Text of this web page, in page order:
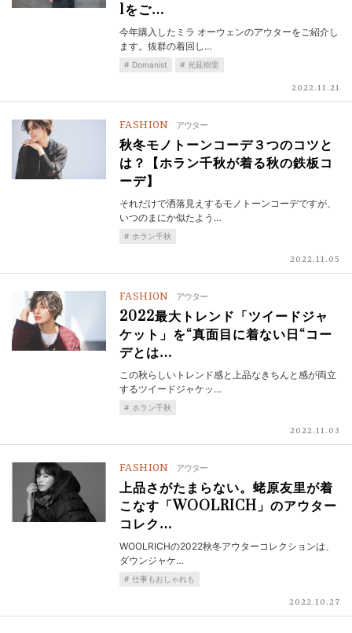
1をご…
今年購入したミラ オーウェンのアウターをご紹介し
ます。抜群の着回し…
Domanist 光延樹里
2022.11.21
FASHION アウター
秋冬モノトーンコーデ３つのコツと
は？【ホラン千秋が着る秋の鉄板コ
ーデ】
それだけで洒落見えするモノトーンコーデですが、
いつのまにか似たよう…
ホラン千秋
2022.11.05
FASHION アウター
2022最大トレンド「ツイードジャ
ケット」を“真面目に着ない日“コー
デとは…
この秋らしいトレンド感と上品なきちんと感が両立
するツイードジャケッ…
ホラン千秋
2022.11.03
FASHION アウター
上品さがたまらない。蛯原友里が着
こなす「WOOLRICH」のアウター
コレク…
WOOLRICHの2022秋冬アウターコレクションは、
ダウンジャケ…
仕事もおしゃれも
2022.10.27